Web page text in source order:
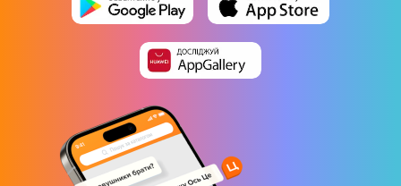
Фізичні характеристики
Габарити (ВхШхГ)